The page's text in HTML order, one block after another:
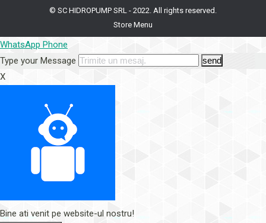
© SC HIDROPUMP SRL - 2022. All rights reserved.
Store Menu
WhatsApp Phone
Type your Message
send
X
Bine ati venit pe website-ul nostru!